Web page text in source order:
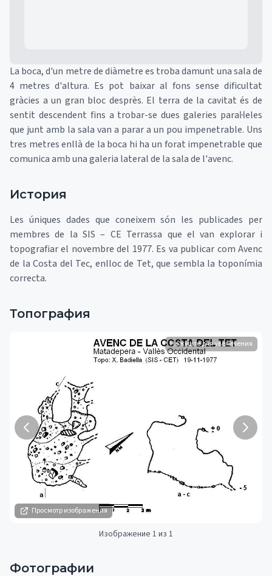
La boca, d'un metre de diàmetre es troba damunt una sala de
4 metres d'altura. Es pot baixar al fons sense dificultat
gràcies a un gran bloc desprès. El terra de la cavitat és de
sentit descendent fins a trobar-se dues galeries paral·leles
que junt amb la sala van a parar a un pou impenetrable. Uns
tres metres enllà de la boca hi ha un forat impenetrable que
comunica amb una galeria lateral de la sala de l'avenc.
История
Les úniques dades que coneixem són les publicades per
membres de la SIS – CE Terrassa que el van explorar i
topografiar el novembre del 1977. Es va publicar com Avenc
de la Costa del Tec, enlloc de Tet, que sembla la toponímia
correcta.
Топография
Просмотр изображения
Нажмите для увеличения
Изображение 1 из 1
Фотографии